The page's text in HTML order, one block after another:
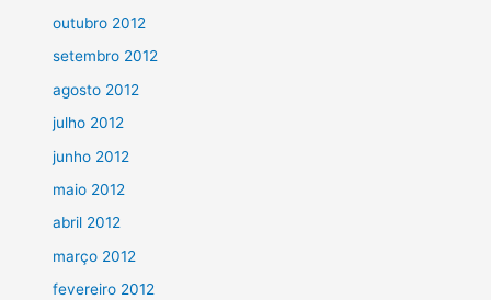
outubro 2012
setembro 2012
agosto 2012
julho 2012
junho 2012
maio 2012
abril 2012
março 2012
fevereiro 2012